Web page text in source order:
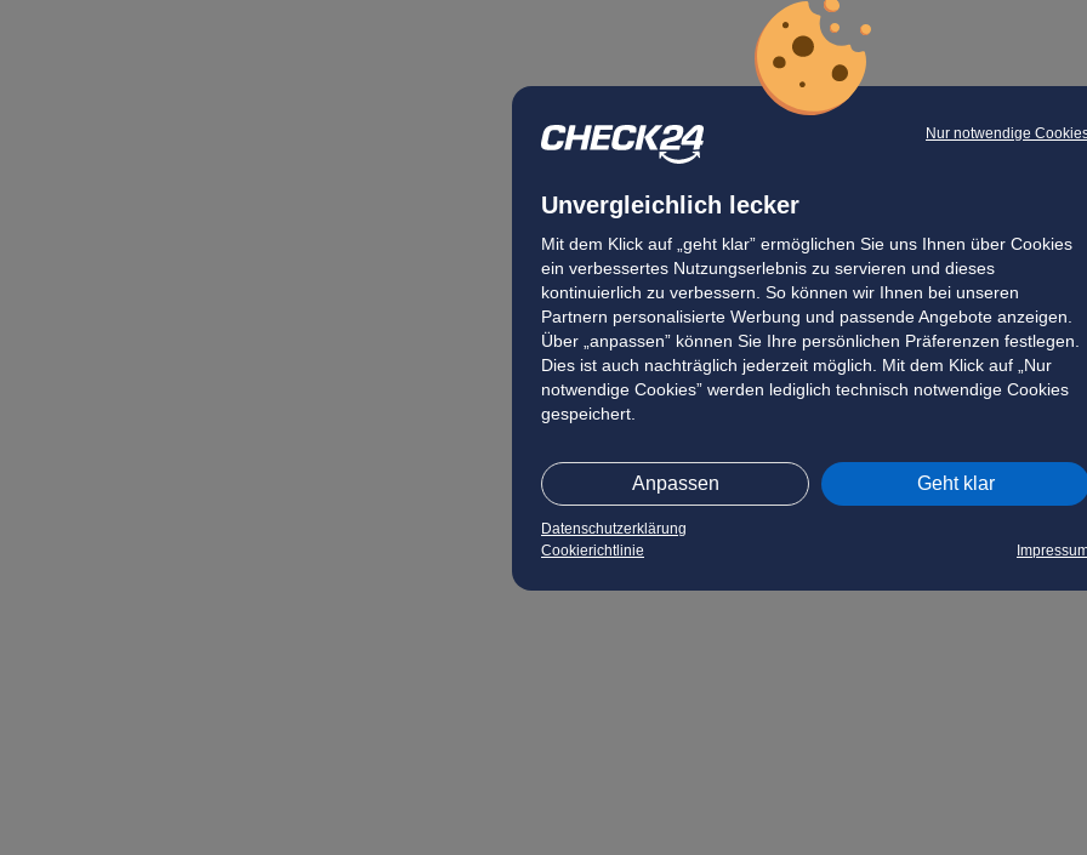
Nur notwendige
Unvergleichlich lecker
Mit dem Klick auf „geht klar” ermöglichen Sie uns Ihnen über Cookies
ein verbessertes Nutzungserlebnis zu servieren und dieses
kontinuierlich zu verbessern. So können wir Ihnen bei unseren
Partnern personalisierte Werbung und passende Angebote anzeigen.
Über „anpassen” können Sie Ihre persönlichen Präferenzen festlegen.
Dies ist auch nachträglich jederzeit möglich. Mit dem Klick auf „Nur
notwendige Cookies” werden lediglich technisch notwendige Cookies
gespeichert.
Anpassen Geht klar
Datenschutzerklärung
Cookierichtlinie